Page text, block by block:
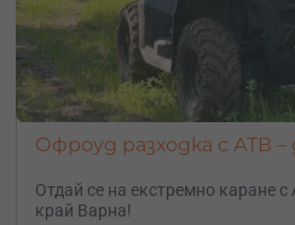
Офроуд разходка с АТВ –
Отдай се на екстремно каране
край Варна!